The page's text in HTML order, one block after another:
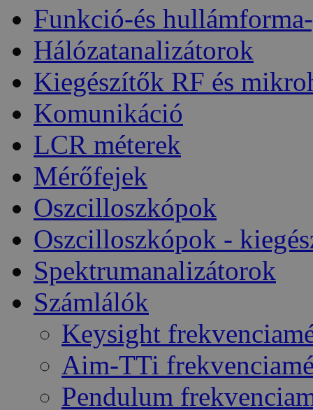
Funkció-és
Hálózatanalizátorok
Kiegészítők RF és
Komunikáció
LCR méterek
Mérőfejek
Oszcilloszkópok
Oszcilloszkópok -
Spektrumanalizátorok
Számlálók
Keysight
Aim-TTi
Pendulum